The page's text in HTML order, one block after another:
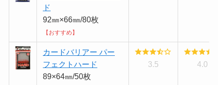
ド
92㎜×66㎜/80枚
【おすすめ】
カードバリアー パー
フェクトハード
89×64㎜/50枚
3.5 4.0